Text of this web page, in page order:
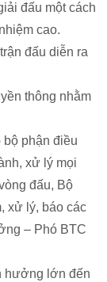
đấu một cách
cao.
đấu diễn ra
thông nhằm
phận điều
xử lý mọi
đấu, Bộ
xử lý, báo các
– Phó BTC
hưởng lớn đến